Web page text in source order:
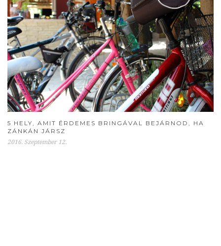
5 HELY, AMIT ÉRDEMES BRINGÁVAL BEJÁRNOD, HA
ZÁNKÁN JÁRSZ
2016. Szeptember 12.